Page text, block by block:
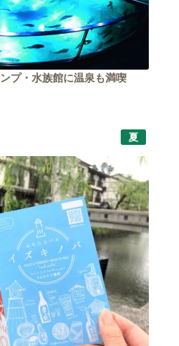
プ・水族館に温泉も満喫
夏